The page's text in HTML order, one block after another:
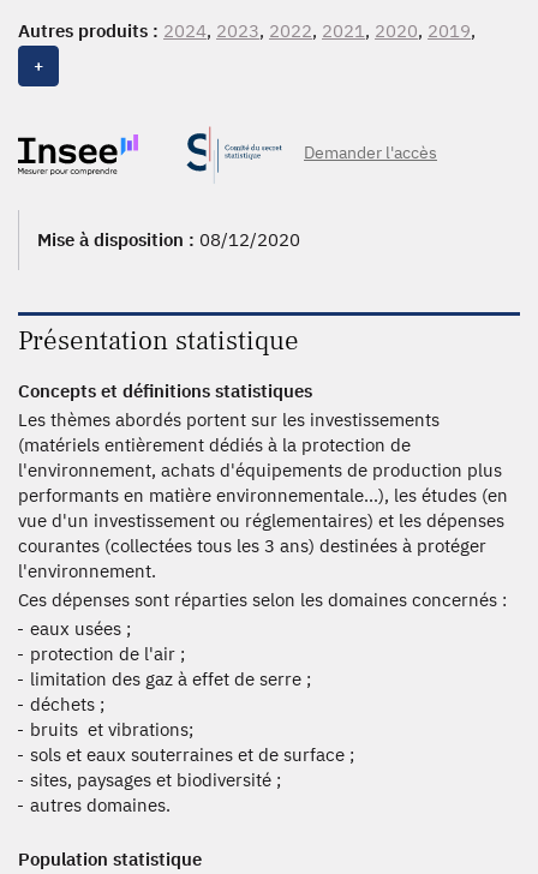
Autres produits : 2024, 2023, 2022, 2021, 2020, 2019,
2018
2009
+
Demander l'accès
Mise à disposition : 08/12/2020
Présentation statistique
Concepts et définitions statistiques
Les thèmes abordés portent sur les investissements
(matériels entièrement dédiés à la protection de
l'environnement, achats d'équipements de production plus
performants en matière environnementale...), les études (en
vue d'un investissement ou réglementaires) et les dépenses
courantes (collectées tous les 3 ans) destinées à protéger
l'environnement.
Ces dépenses sont réparties selon les domaines concernés :
eaux usées ;
protection de l'air ;
limitation des gaz à effet de serre ;
déchets ;
bruits et vibrations;
sols et eaux souterraines et de surface ;
sites, paysages et biodiversité ;
autres domaines.
Population statistique